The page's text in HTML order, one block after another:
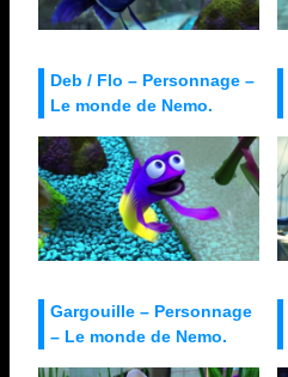
Deb / Flo – Personnage –
Le monde de Nemo.
Gargouille – Personnage
– Le monde de Nemo.